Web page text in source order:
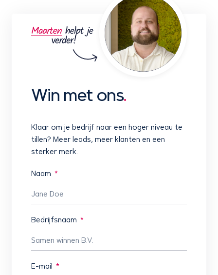
Win met ons.
Klaar om je bedrijf naar een hoger niveau te
tillen? Meer leads, meer klanten en een
sterker merk.
Naam
Bedrijfsnaam
E-mail